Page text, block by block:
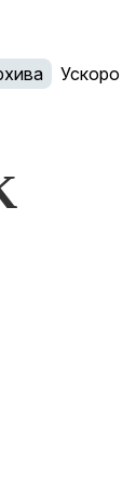
Ускоро